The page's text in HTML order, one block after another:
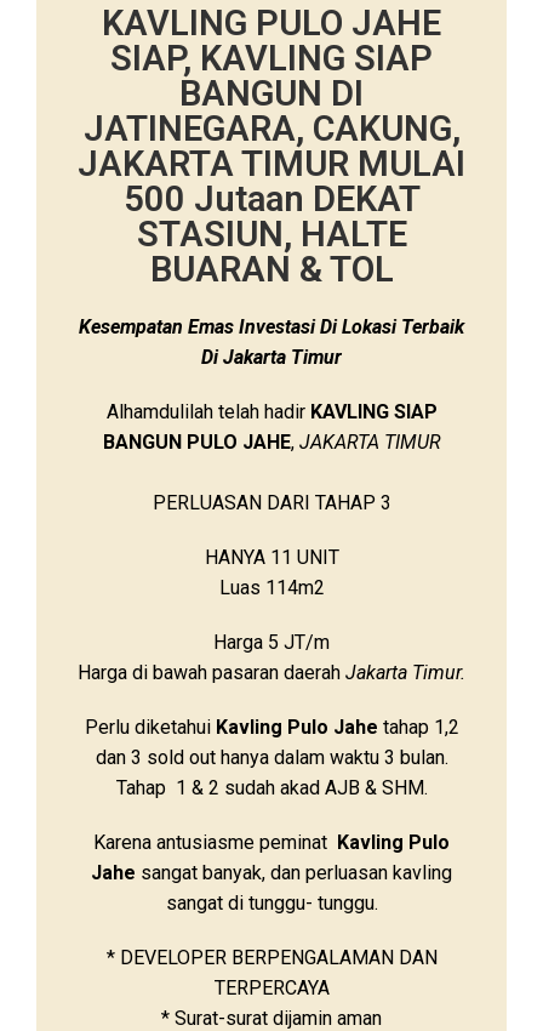
KAVLING PULO JAHE
SIAP, KAVLING SIAP
BANGUN DI
JATINEGARA, CAKUNG,
JAKARTA TIMUR MULAI
500 Jutaan DEKAT
STASIUN, HALTE
BUARAN & TOL
Kesempatan Emas Investasi Di Lokasi Terbaik
Di Jakarta Timur
Alhamdulilah telah hadirKAVLING SIAP
BANGUN PULO JAHE, JAKARTA TIMUR
PERLUASAN DARI TAHAP 3
HANYA 11 UNIT
Luas 114m2
Harga 5 JT/m
Harga di bawah pasaran daerah Jakarta Timur.
Perlu diketahui Kavling Pulo Jahe tahap 1,2
dan 3 sold out hanya dalam waktu 3 bulan.
Tahap 1 & 2 sudah akad AJB & SHM.
Karena antusiasme peminat Kavling Pulo
Jahe sangat banyak, dan perluasan kavling
sangat di tunggu- tunggu.
* DEVELOPER BERPENGALAMAN DAN
TERPERCAYA
* Surat-surat dijamin aman